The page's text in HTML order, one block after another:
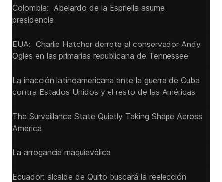
Colombia: Abelardo de la Espriella asume
presidencia
EUA: Charlie Hatcher derrota al conservador Andy
Ogles en las primarias republicana de Tennessee
La inacción latinoamericana ante la guerra de Cuba
contra Estados Unidos y el resto de las Américas
The Surveillance State Quietly Taking Shape Across
America
La arrogancia maquiavélica
Ecuador: alcalde de Quito buscará la reelección